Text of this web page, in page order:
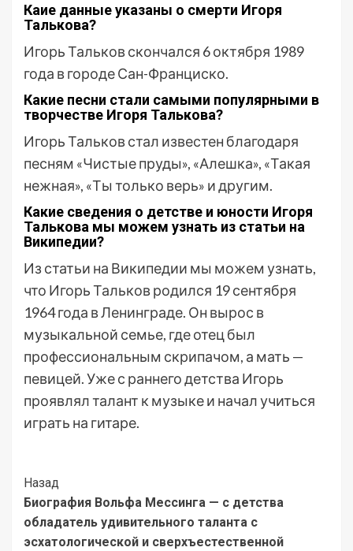
Каие данные указаны о смерти Игоря
Талькова?
Игорь Тальков скончался 6 октября 1989
года в городе Сан-Франциско.
Какие песни стали самыми популярными в
творчестве Игоря Талькова?
Игорь Тальков стал известен благодаря
песням «Чистые пруды», «Алешка», «Такая
нежная», «Ты только верь» и другим.
Какие сведения о детстве и юности Игоря
Талькова мы можем узнать из статьи на
Википедии?
Из статьи на Википедии мы можем узнать,
что Игорь Тальков родился 19 сентября
1964 года в Ленинграде. Он вырос в
музыкальной семье, где отец был
профессиональным скрипачом, а мать —
певицей. Уже с раннего детства Игорь
проявлял талант к музыке и начал учиться
играть на гитаре.
Post
Navigation
Назад
Биография Вольфа Мессинга — с детства
обладатель удивительного таланта с
эсхатологической и сверхъестественной